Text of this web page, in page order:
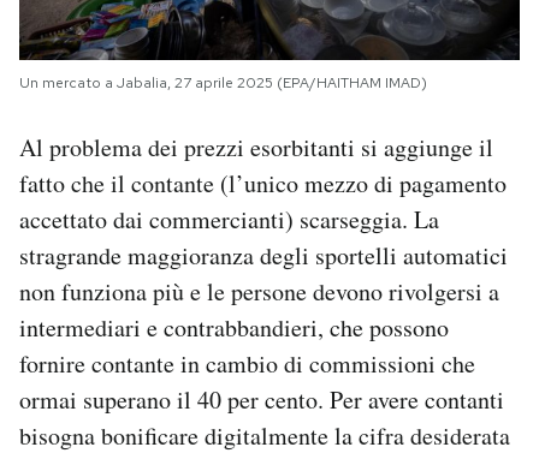
Un mercato a Jabalia, 27 aprile 2025 (EPA/HAITHAM IMAD)
Al problema dei prezzi esorbitanti si aggiunge il
fatto che il contante (l’unico mezzo di pagamento
accettato dai commercianti) scarseggia. La
stragrande maggioranza degli sportelli automatici
non funziona più e le persone devono rivolgersi a
intermediari e contrabbandieri, che possono
fornire contante in cambio di commissioni che
ormai superano il 40 per cento. Per avere contanti
bisogna bonificare digitalmente la cifra desiderata